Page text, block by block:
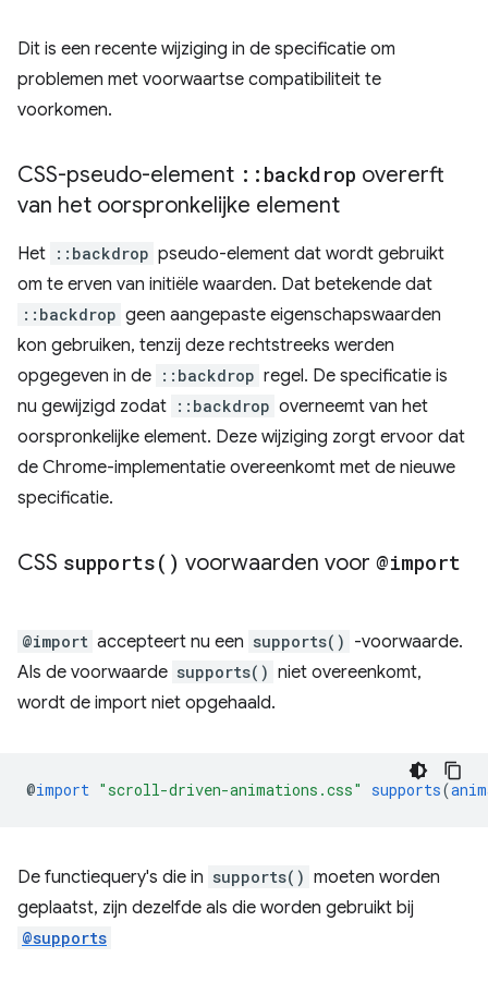
Dit is een recente wijziging in de specificatie om
problemen met voorwaartse compatibiliteit te
voorkomen.
CSS-pseudo-element :: backdrop overerft
van het oorspronkelijke element
Het ::backdrop pseudo-element dat wordt gebruikt
om te erven van initiële waarden. Dat betekende dat
::backdrop geen aangepaste eigenschapswaarden
kon gebruiken, tenzij deze rechtstreeks werden
opgegeven in de ::backdrop regel. De specificatie is
nu gewijzigd zodat ::backdrop overneemt van het
oorspronkelijke element. Deze wijziging zorgt ervoor dat
de Chrome-implementatie overeenkomt met de nieuwe
specificatie.
CSS supports( ) voorwaarden voor @import
@import accepteert nu een supports() -voorwaarde.
Als de voorwaarde supports() niet overeenkomt,
wordt de import niet opgehaald.
@import "scroll-driven-animations.css" supports(
De functiequery's die in supports() moeten worden
geplaatst, zijn dezelfde als die worden gebruikt bij
@supports